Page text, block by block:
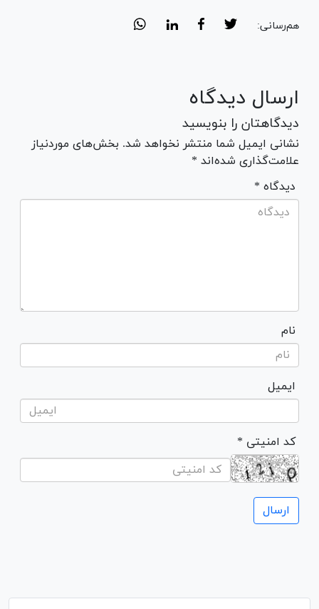
هم‌رسانی:
ارسال دیدگاه
دیدگاهتان را بنویسید
نشانی ایمیل شما منتشر نخواهد شد. بخش‌های موردنیاز
علامت‌گذاری شده‌اند *
* دیدگاه
نام
ایمیل
* کد امنیتی